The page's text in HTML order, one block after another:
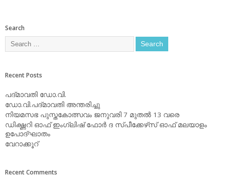
Search
Recent Posts
പദ്മാവതി ഡോ.വി.
ഡോ.വി.പദ്മാവതി അന്തരിച്ചു
നിയമസഭ പുസ്തകോത്സവം ജനുവരി 7 മുതല്‍ 13 വരെ
ഡിക്ഷ്ണറി ഓഫ് ഇംഗ്ലിഷ് ഫോര്‍ ദ സ്പീക്കേഴ്‌സ് ഓഫ് മലയാളം
ഉപോദ്ഘാതം
വേറാക്കൂറ്
Recent Comments